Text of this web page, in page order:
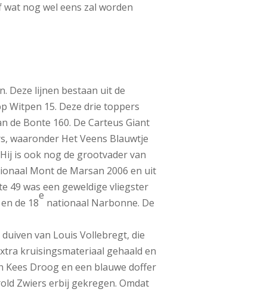
nog wel eens zal worden
Deze lijnen bestaan uit de
Witpen 15. Deze drie toppers
de Bonte 160. De Carteus Giant
waaronder Het Veens Blauwtje
is ook nog de grootvader van
Mont de Marsan 2006 en uit
49 was een geweldige vliegster
de 18
e
nationaal Narbonne. De
van Louis Vollebregt, die
kruisingsmateriaal gehaald en
Kees Droog en een blauwe doffer
Zwiers erbij gekregen. Omdat